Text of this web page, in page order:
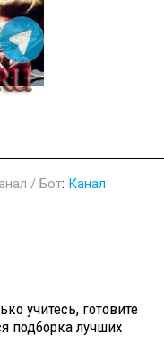
/ Бот: Канал
учитесь, готовите
подборка лучших